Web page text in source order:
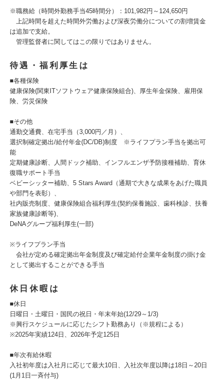
※職務給（時間外勤務手当45時間分）：101,982円～124,650円
上記時間を超えた時間外労働および深夜労働分についての割増賃金
は追加で支給。
管理監督者に関してはこの限りではありません。
待遇・福利厚生は
■各種保険
健康保険(関東ITソフトウェア健康保険組合)、厚生年金保険、雇用保
険、労災保険
■その他
通勤交通費、在宅手当（3,000円／月）、
選択制確定拠出/給付年金(DC/DB)制度 ※ライフプラン手当を拠出可
能
定期健康診断、人間ドック補助、インフルエンザ予防接種補助、育休
復職サポート手当
ベビーシッター補助、5 Stars Award（通期で大きな成果をあげた職員
や部門を表彰）、
社内販売制度、健康保険組合福利厚生(契約保養施設、歯科検診、扶養
家族健康診断等)、
DeNAグループ福利厚生(一部)
※ライフプラン手当
会社が定める確定拠出年金制度及び確定給付企業年金制度の掛け金
として拠出することができる手当
休日休暇は
■休日
日曜日・土曜日・国民の祝日・年末年始(12/29～1/3)
※興行スケジュールに応じたシフト勤務あり（※規程による）
※2025年実績124日、2026年予定125日
■年次有給休暇
入社初年度は入社月に応じて最大10日、入社次年度以降は18日～20日
(1月1日一斉付与)